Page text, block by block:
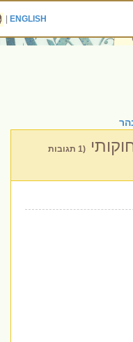
ENGLISH
|
(1 תגובות